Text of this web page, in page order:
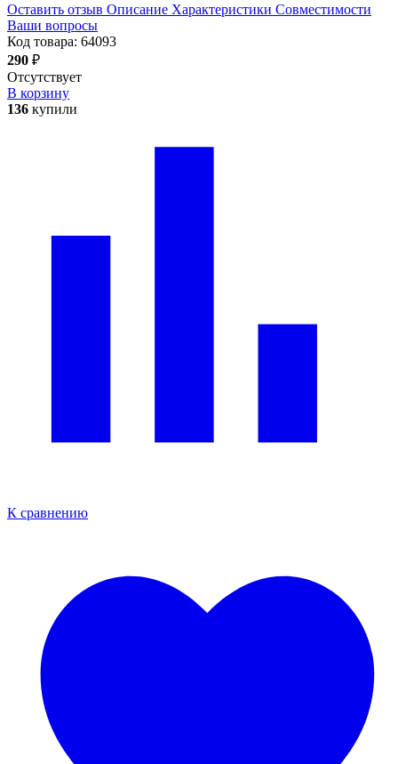
Оставить отзыв Описание Характеристики Совместимости
Ваши вопросы
Код товара: 64093
290 ₽
Отсутствует
В корзину
136 купили
К сравнению